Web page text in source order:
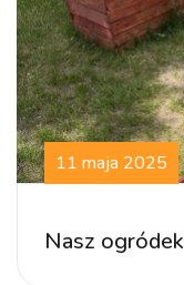
Nasz ogródek
11 maja 2025